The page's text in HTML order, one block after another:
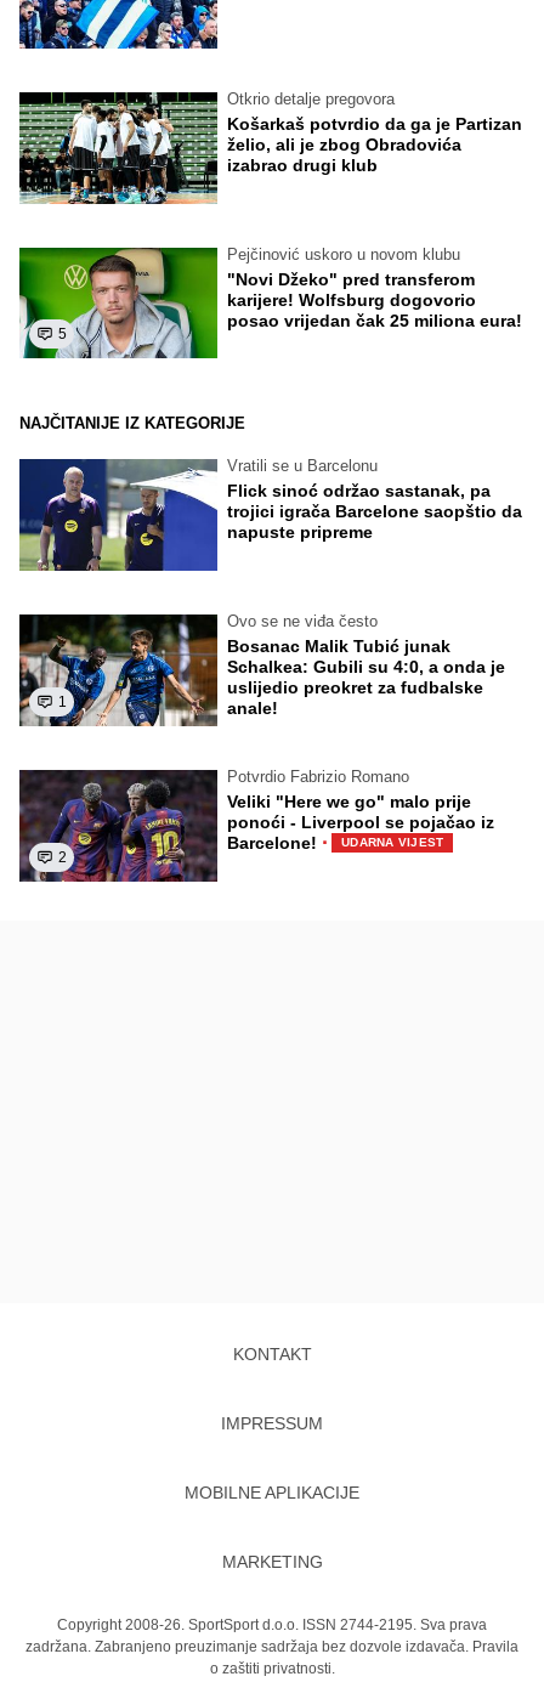
Otkrio detalje pregovora
Košarkaš potvrdio da ga je Partizan
želio, ali je zbog Obradovića
izabrao drugi klub
5
Pejčinović uskoro u novom klubu
"Novi Džeko" pred transferom
karijere! Wolfsburg dogovorio
posao vrijedan čak 25 miliona eura!
NAJČITANIJE IZ KATEGORIJE
Vratili se u Barcelonu
Flick sinoć održao sastanak, pa
trojici igrača Barcelone saopštio da
napuste pripreme
1
Ovo se ne viđa često
Bosanac Malik Tubić junak
Schalkea: Gubili su 4:0, a onda je
uslijedio preokret za fudbalske
anale!
2
Potvrdio Fabrizio Romano
Veliki "Here we go" malo prije
ponoći - Liverpool se pojačao iz
Barcelone! · UDARNA VIJEST
KONTAKT
IMPRESSUM
MOBILNE APLIKACIJE
MARKETING
Copyright 2008-26. SportSport d.o.o. ISSN 2744-2195. Sva prava
zadržana. Zabranjeno preuzimanje sadržaja bez dozvole izdavača. Pravila
o zaštiti privatnosti.